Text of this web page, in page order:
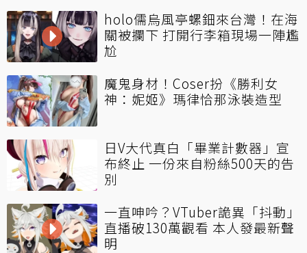
holo儒烏風亭螺鈿來台灣！在海
關被攔下 打開行李箱現場一陣尷
尬
魔鬼身材！Coser扮《勝利女
神：妮姬》瑪律恰那泳裝造型
日V大代真白「畢業計數器」宣
布終止 一份來自粉絲500天的告
別
一直呻吟？VTuber詭異「抖動」
直播破130萬觀看 本人發最新聲
明